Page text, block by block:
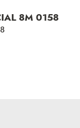
8M 0158